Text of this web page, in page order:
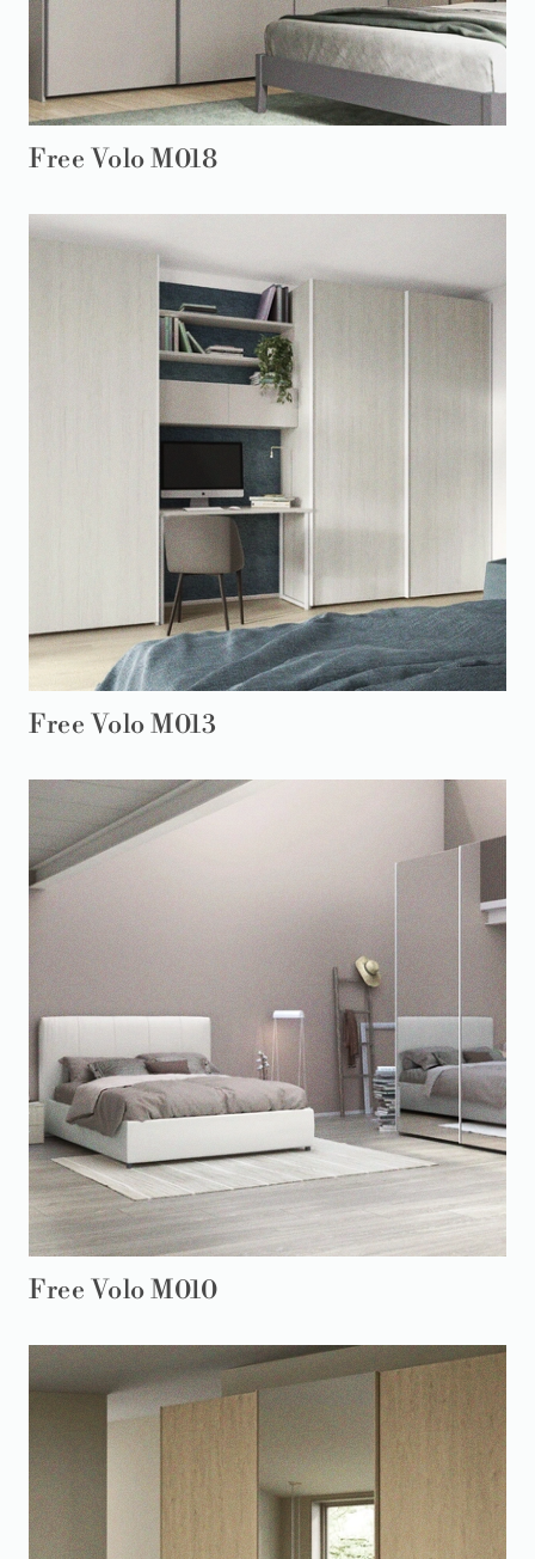
Free Volo M018
Free Volo M013
Free Volo M010